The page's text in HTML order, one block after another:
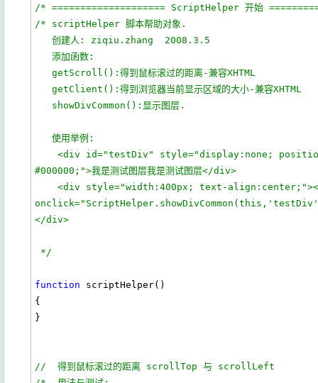
/* ==================== ScriptHelper 开始
/* scriptHelper 脚本帮助对象.
   创建人: ziqiu.zhang  2008.3.5
   添加函数:
   getScroll():得到鼠标滚过的距离-兼容XHTML
   getClient():得到浏览器当前显示区域的大小-兼容XHTML
   showDivCommon():显示图层.
   使用举例:
#000000;">我是测试图层我是测试图层</div>
</div>
*/
function scriptHelper()
{
}
//  得到鼠标滚过的距离 scrollTop 与 scrollLeft